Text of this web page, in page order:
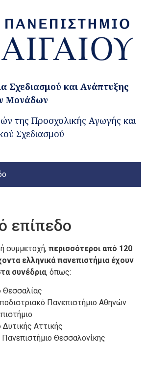
Σχεδιασμού και Ανάπτυξης
Μονάδων
της Προσχολικής Αγωγής και
Σχεδιασμού
επίπεδο
συμμετοχή, περισσότεροι από 120
ελληνικά πανεπιστήμια έχουν
συνέδρια, όπως:
Θεσσαλίας
Πανεπιστήμιο Αθηνών
Δυτικής Αττικής
Πανεπιστήμιο Θεσσαλονίκης